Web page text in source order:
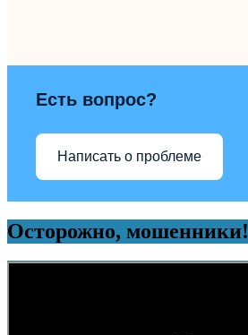
Есть вопрос?
Написать о проблеме
Осторожно, мошенники!